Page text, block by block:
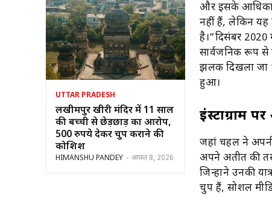
UTTAR PRADESH
लखीमपुर खीरी मंदिर में 11 साल
की बच्ची से छेड़छाड़ का आरोप,
500 रुपये देकर चुप कराने की
कोशिश
HIMANSHU PANDEY - अगस्त 8, 2026
और इसके
नहीं हैं, लेकिन
है।”दिसंबर
सार्वजनिक रूप से
झलक दिखला जा
हुआ।
इंस्टाग्राम
जहां चहल ने अपनी
अपने अतीत की
जिन्होंने उनकी
चुप हैं, सोशल